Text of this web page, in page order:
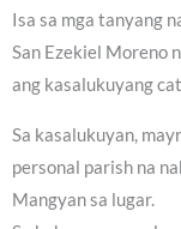
Isa sa mga tanyang
San Ezekiel Moreno
ang kasalukuyang
Sa kasalukuyan,
personal parish na
Mangyan sa lugar.